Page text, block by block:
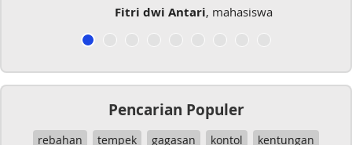
Fitri dwi Antari, mahasiswa
Pencarian Populer
rebahan tempek gagasan kontol kentungan